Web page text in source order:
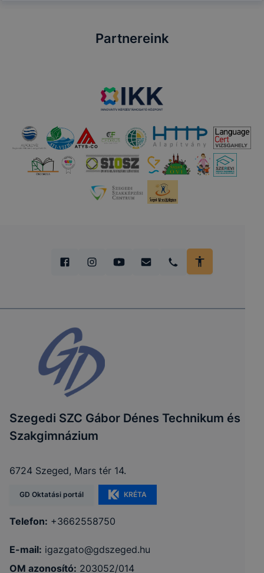
Partnereink
Szegedi SZC Gábor Dénes Technikum és
Szakgimnázium
6724 Szeged, Mars tér 14.
GD Oktatási portál KRÉTA
Telefon: +3662558750
E-mail: igazgato@gdszeged.hu
OM azonosító: 203052/014